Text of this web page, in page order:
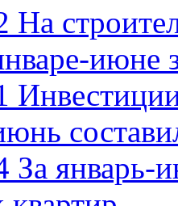
На
июне
За январь-